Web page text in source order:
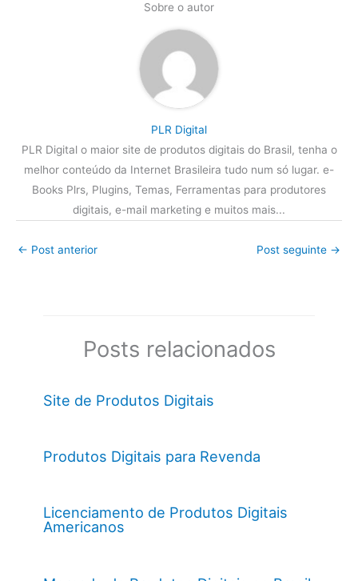
Sobre o autor
PLR Digital
PLR Digital o maior site de produtos digitais do Brasil, tenha o
melhor conteúdo da Internet Brasileira tudo num só lugar. e-
Books Plrs, Plugins, Temas, Ferramentas para produtores
digitais, e-mail marketing e muitos mais...
← Post anterior Post seguinte →
Posts relacionados
Site de Produtos Digitais
Produtos Digitais para Revenda
Licenciamento de Produtos Digitais
Americanos